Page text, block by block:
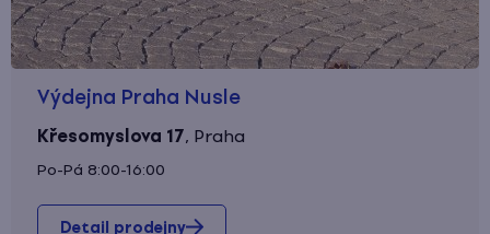
Výdejna Praha Nusle
Křesomyslova 17, Praha
Po-Pá 8:00-16:00
Detail prodejny